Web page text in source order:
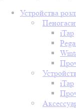
Устройства
iTap
iTap